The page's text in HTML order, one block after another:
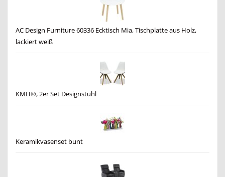
AC Design Furniture 60336 Ecktisch Mia, Tischplatte aus Holz,
lackiert weiß
KMH®, 2er Set Designstuhl
Keramikvasenset bunt